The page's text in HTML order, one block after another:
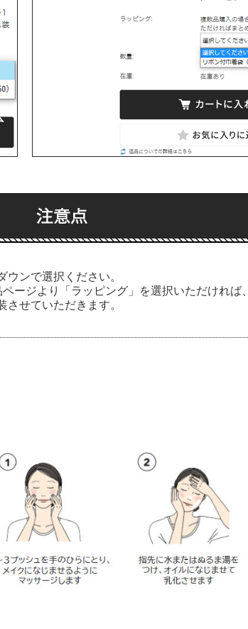
ンで選択ください。
ージより「ラッピング」を選択いただければ、
せていただきます。